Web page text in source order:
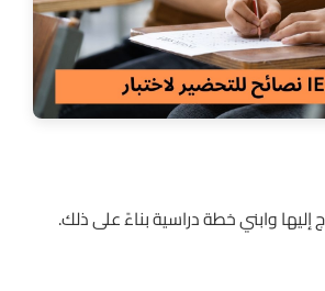
إليها وابني خطة دراسية بناءً على ذلك.